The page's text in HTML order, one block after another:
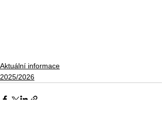
Aktuální informace
2025/2026